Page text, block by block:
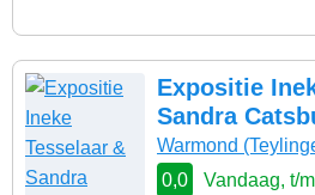
Expositie
Sandra
Warmond
0,0
Vandaag, t/